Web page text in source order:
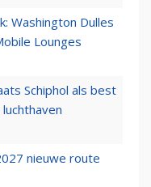
Washington Dulles
Lounges
Schiphol als best
nieuwe route